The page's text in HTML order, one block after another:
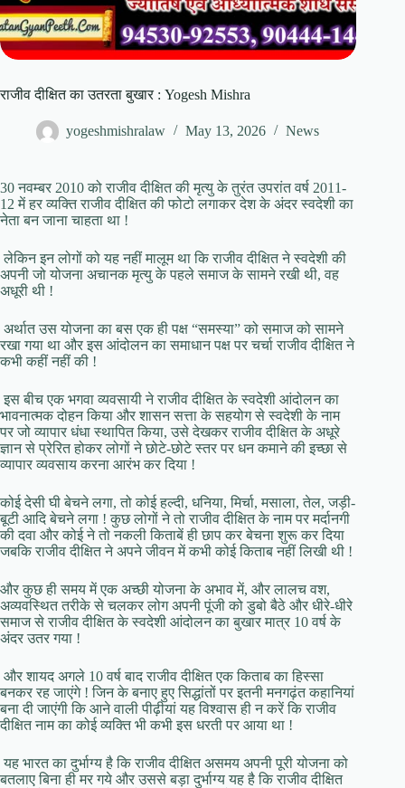
राजीव दीक्षित का उतरता बुखार : Yogesh Mishra
yogeshmishralaw May 13, 2026 News
30 नवम्बर 2010 को राजीव दीक्षित की मृत्यु के तुरंत उपरांत वर्ष 2011-
12 में हर व्यक्ति राजीव दीक्षित की फोटो लगाकर देश के अंदर स्वदेशी का
नेता बन जाना चाहता था !
लेकिन इन लोगों को यह नहीं मालूम था कि राजीव दीक्षित ने स्वदेशी की
अपनी जो योजना अचानक मृत्यु के पहले समाज के सामने रखी थी, वह
अधूरी थी !
अर्थात उस योजना का बस एक ही पक्ष “समस्या” को समाज को सामने
रखा गया था और इस आंदोलन का समाधान पक्ष पर चर्चा राजीव दीक्षित ने
कभी कहीं नहीं की !
इस बीच एक भगवा व्यवसायी ने राजीव दीक्षित के स्वदेशी आंदोलन का
भावनात्मक दोहन किया और शासन सत्ता के सहयोग से स्वदेशी के नाम
पर जो व्यापार धंधा स्थापित किया, उसे देखकर राजीव दीक्षित के अधूरे
ज्ञान से प्रेरित होकर लोगों ने छोटे-छोटे स्तर पर धन कमाने की इच्छा से
व्यापार व्यवसाय करना आरंभ कर दिया !
कोई देसी घी बेचने लगा, तो कोई हल्दी, धनिया, मिर्चा, मसाला, तेल, जड़ी-
बूटी आदि बेचने लगा ! कुछ लोगों ने तो राजीव दीक्षित के नाम पर मर्दानगी
की दवा और कोई ने तो नकली किताबें ही छाप कर बेचना शुरू कर दिया
जबकि राजीव दीक्षित ने अपने जीवन में कभी कोई किताब नहीं लिखी थी !
और कुछ ही समय में एक अच्छी योजना के अभाव में, और लालच वश,
अव्यवस्थित तरीके से चलकर लोग अपनी पूंजी को डुबो बैठे और धीरे-धीरे
समाज से राजीव दीक्षित के स्वदेशी आंदोलन का बुखार मात्र 10 वर्ष के
अंदर उतर गया !
और शायद अगले 10 वर्ष बाद राजीव दीक्षित एक किताब का हिस्सा
बनकर रह जाएंगे ! जिन के बनाए हुए सिद्धांतों पर इतनी मनगढ़ंत कहानियां
बना दी जाएंगी कि आने वाली पीढ़ीयां यह विश्वास ही न करें कि राजीव
दीक्षित नाम का कोई व्यक्ति भी कभी इस धरती पर आया था !
यह भारत का दुर्भाग्य है कि राजीव दीक्षित असमय अपनी पूरी योजना को
बतलाए बिना ही मर गये और उससे बड़ा दुर्भाग्य यह है कि राजीव दीक्षित